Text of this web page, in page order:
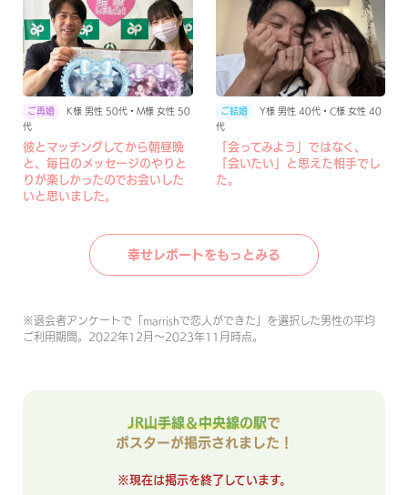
K様 男性 50代・M様 女性 50
代
彼とマッチングしてから朝昼晩
と、毎日のメッセージのやりと
りが楽しかったのでお会いした
いと思いました。
Y様 男性 40代・C様 女性 40
代
「会ってみよう」ではなく、
「会いたい」と思えた相手でし
た。
幸せレポートをもっとみる
※退会者アンケートで「marrishで恋人ができた」を選択した男性の平均
ご利用期間。2022年12月〜2023年11月時点。
JR山手線＆中央線の駅で
ポスターが掲示されました！
※現在は掲示を終了しています。